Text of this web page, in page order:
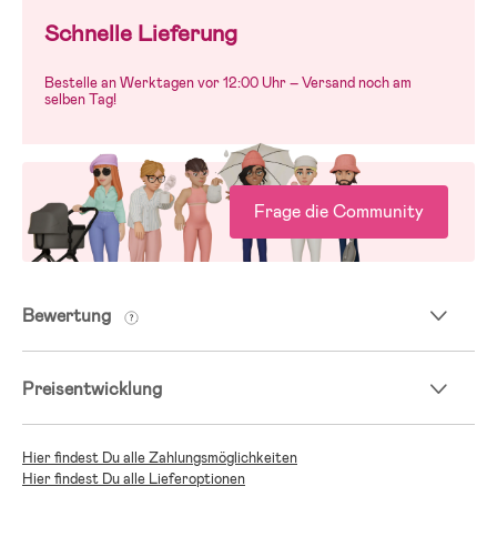
Schnelle Lieferung
Bestelle an Werktagen vor 12:00 Uhr – Versand noch am
selben Tag!
Frage die Community
Bewertung
Preisentwicklung
Hier findest Du alle Zahlungsmöglichkeiten
Hier findest Du alle Lieferoptionen